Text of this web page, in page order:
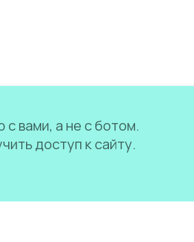
вами, а не с ботом.
доступ к сайту.